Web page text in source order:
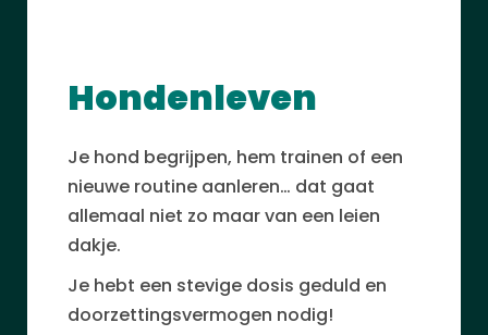
Hondenleven
Je hond begrijpen, hem trainen of een
nieuwe routine aanleren… dat gaat
allemaal niet zo maar van een leien
dakje.
Je hebt een stevige dosis geduld en
doorzettingsvermogen nodig!